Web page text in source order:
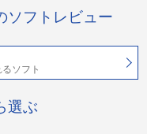
ソフトレビュー
ソフト
選ぶ